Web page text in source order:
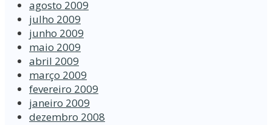
agosto 2009
julho 2009
junho 2009
maio 2009
abril 2009
março 2009
fevereiro 2009
janeiro 2009
dezembro 2008